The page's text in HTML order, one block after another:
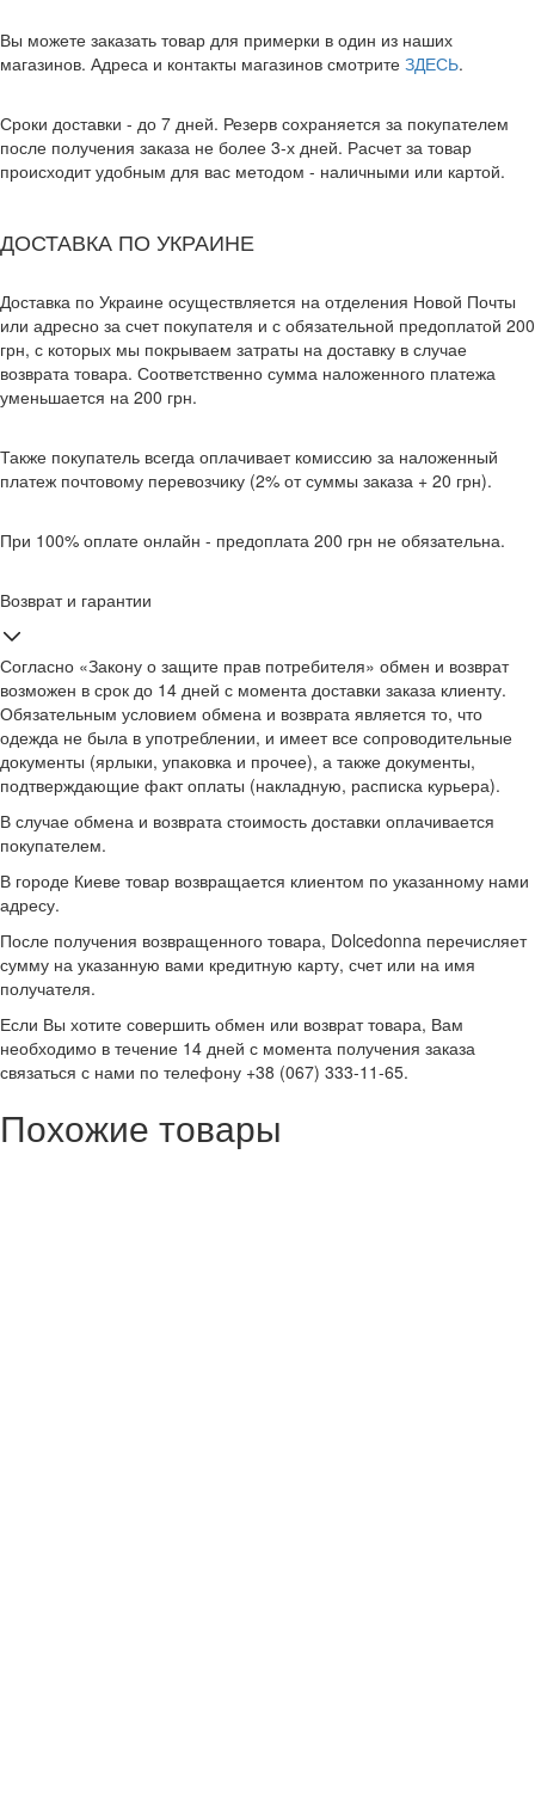
Вы можете заказать товар для примерки в один из наших
магазинов. Адреса и контакты магазинов смотрите ЗДЕСЬ.
Сроки доставки - до 7 дней. Резерв сохраняется за покупателем
после получения заказа не более 3-х дней. Расчет за товар
происходит удобным для вас методом - наличными или картой.
ДОСТАВКА ПО УКРАИНЕ
Доставка по Украине осуществляется на отделения Новой Почты
или адресно за счет покупателя и с обязательной предоплатой 200
грн, с которых мы покрываем затраты на доставку в случае
возврата товара. Соответственно сумма наложенного платежа
уменьшается на 200 грн.
Также покупатель всегда оплачивает комиссию за наложенный
платеж почтовому перевозчику (2% от суммы заказа + 20 грн).
При 100% оплате онлайн - предоплата 200 грн не обязательна.
Возврат и гарантии
Согласно «Закону о защите прав потребителя» обмен и возврат
возможен в срок до 14 дней с момента доставки заказа клиенту.
Обязательным условием обмена и возврата является то, что
одежда не была в употреблении, и имеет все сопроводительные
документы (ярлыки, упаковка и прочее), а также документы,
подтверждающие факт оплаты (накладную, расписка курьера).
В случае обмена и возврата стоимость доставки оплачивается
покупателем.
В городе Киеве товар возвращается клиентом по указанному нами
адресу.
После получения возвращенного товара, Dolcedonna перечисляет
сумму на указанную вами кредитную карту, счет или на имя
получателя.
Если Вы хотите совершить обмен или возврат товара, Вам
необходимо в течение 14 дней с момента получения заказа
связаться с нами по телефону +38 (067) 333-11-65.
Похожие товары